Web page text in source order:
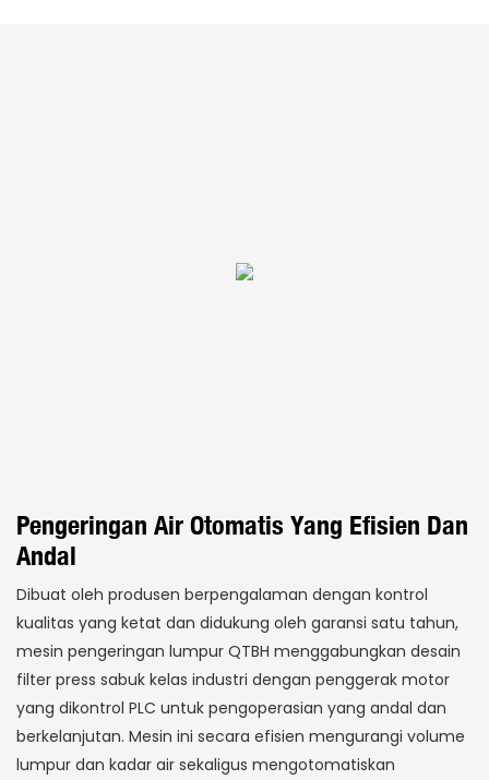
Pengeringan Air Otomatis Yang Efisien Dan
Andal
Dibuat oleh produsen berpengalaman dengan kontrol
kualitas yang ketat dan didukung oleh garansi satu tahun,
mesin pengeringan lumpur QTBH menggabungkan desain
filter press sabuk kelas industri dengan penggerak motor
yang dikontrol PLC untuk pengoperasian yang andal dan
berkelanjutan. Mesin ini secara efisien mengurangi volume
lumpur dan kadar air sekaligus mengotomatiskan